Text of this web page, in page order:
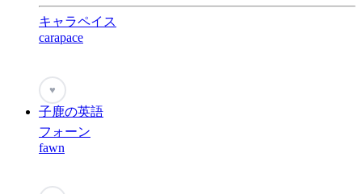
キャラペイス
carapace
♥
子鹿の英語
フォーン
fawn